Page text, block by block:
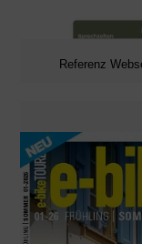
Referenz